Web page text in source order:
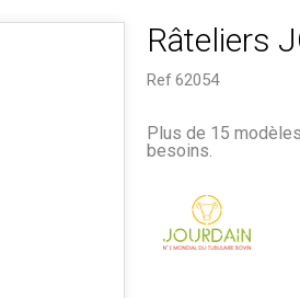
Râteliers
Ref62054
Plus de 15
besoins.